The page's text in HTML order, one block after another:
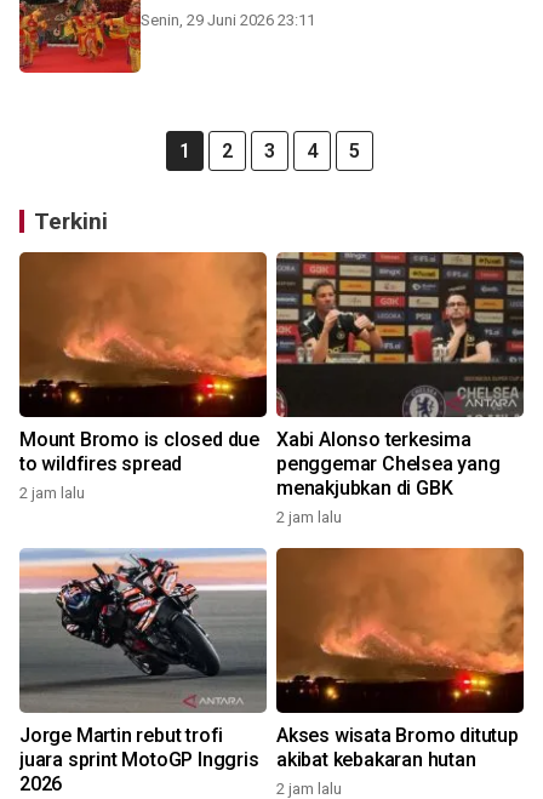
Senin, 29 Juni 2026 23:11
1 2 3 4 5
Terkini
Mount Bromo is closed due
to wildfires spread
2 jam lalu
Xabi Alonso terkesima
penggemar Chelsea yang
menakjubkan di GBK
2 jam lalu
Jorge Martin rebut trofi
juara sprint MotoGP Inggris
2026
Akses wisata Bromo ditutup
akibat kebakaran hutan
2 jam lalu